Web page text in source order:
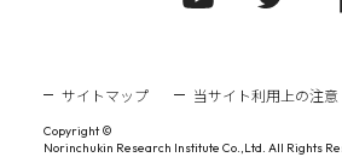
サイトマップ 当サイト利用上の注意
Copyright ©
Norinchukin Research Institute Co.,Ltd. All Rights